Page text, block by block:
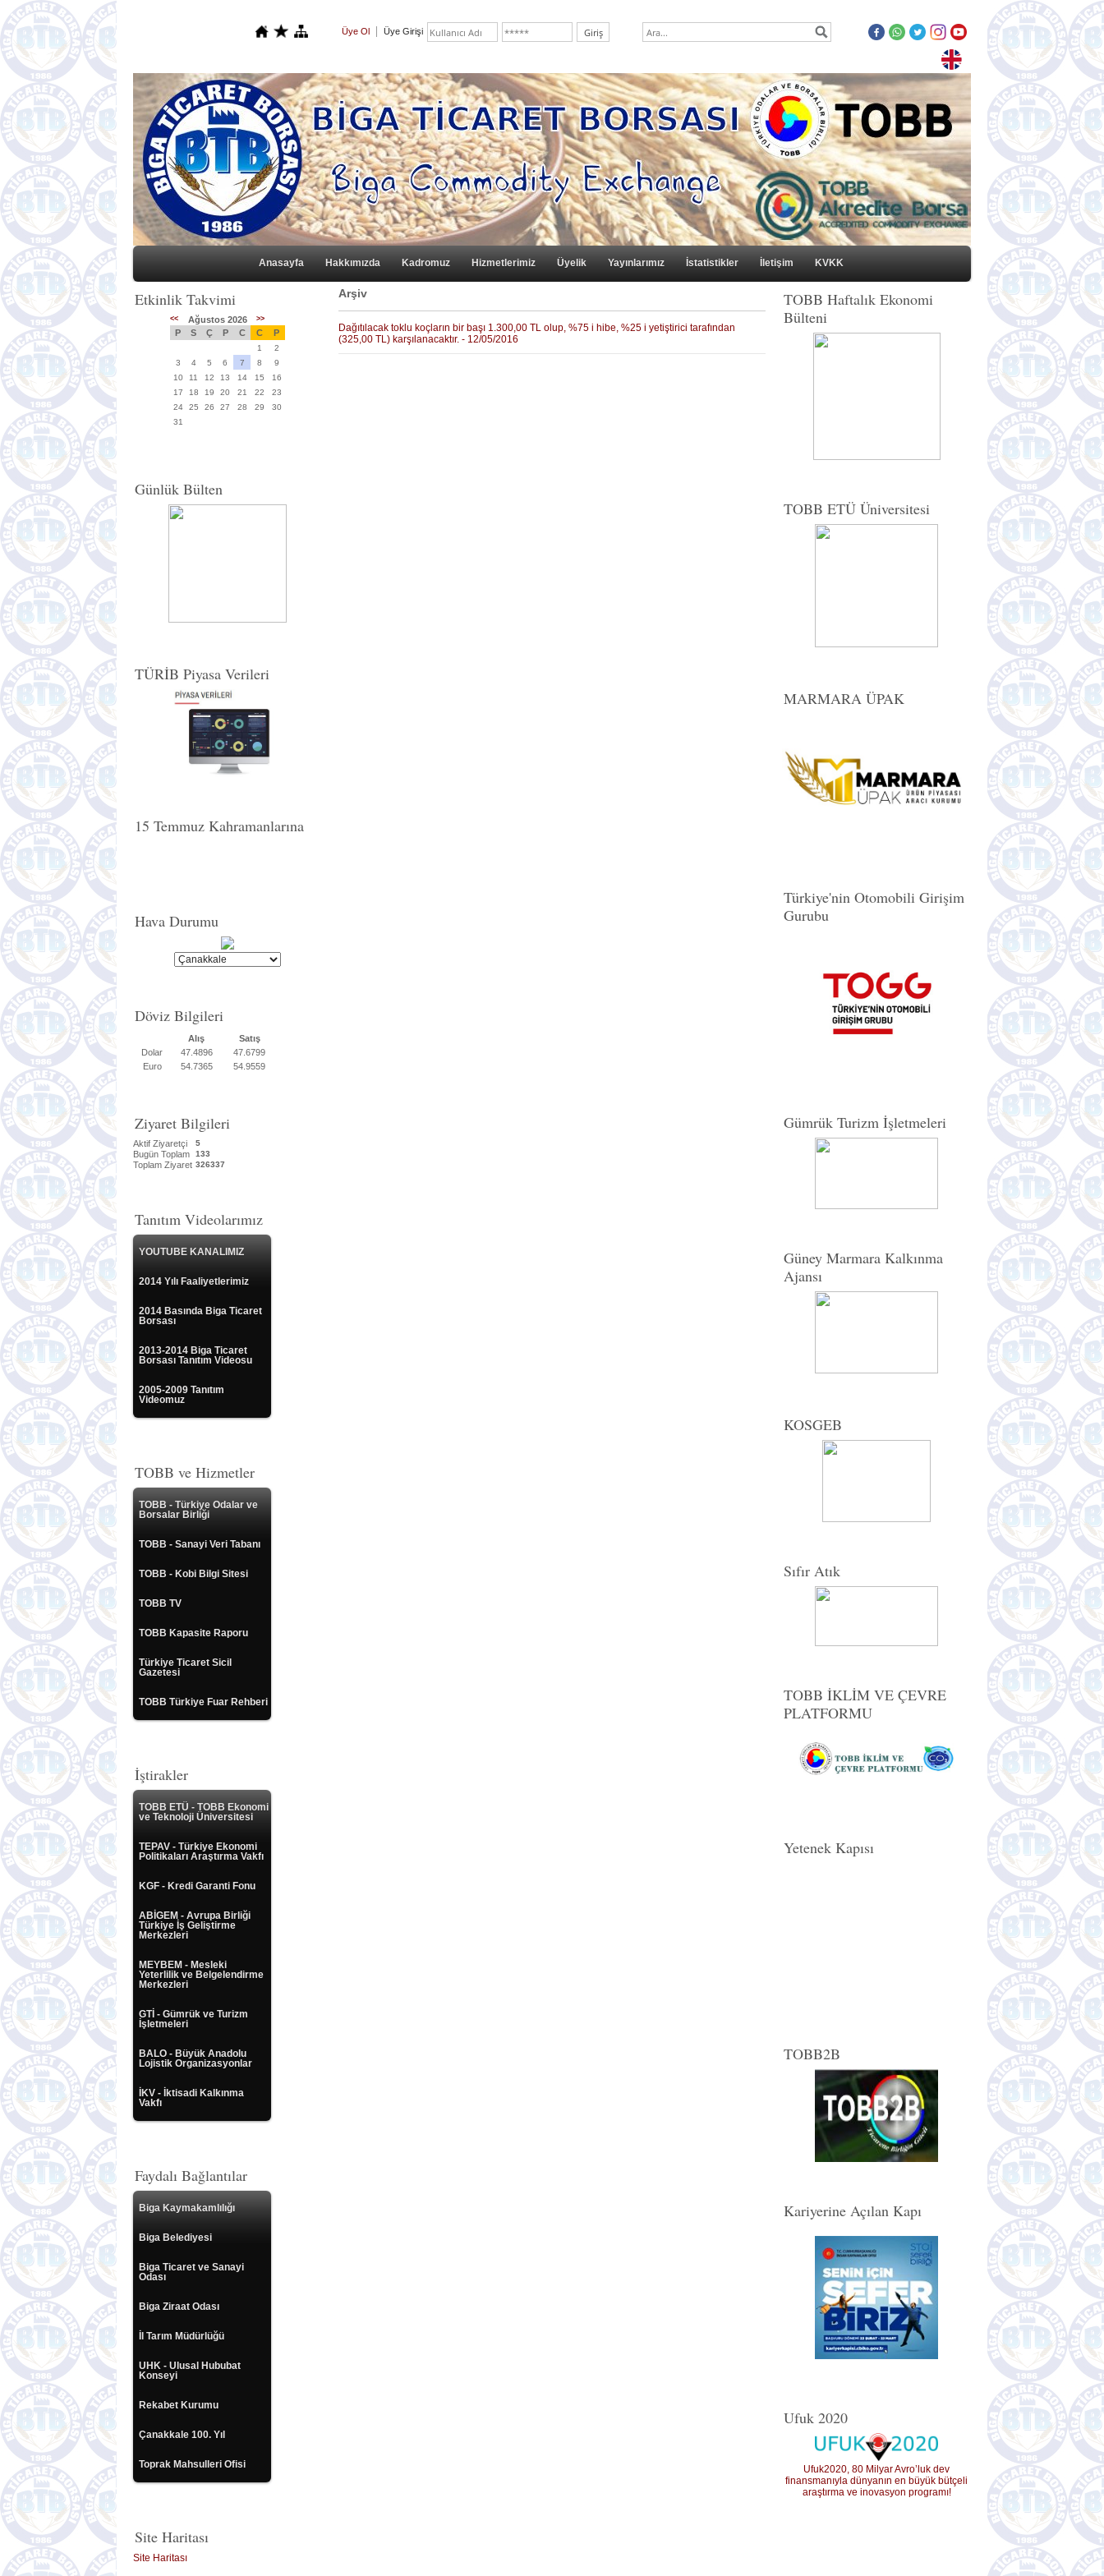
Üye Ol Üye Girişi
Anasayfa Hakkımızda Kadromuz Hizmetlerimiz Üyelik Yayınlarımız İstatistikler İletişim KVKK
Etkinlik Takvimi
<< Ağustos 2026 >>
P S Ç P C C P
1
2
3
4 5 6 7 8
9
10
11 12 13 14 15
16
17
18 19 20 21 22
23
24
25 26 27 28 29
30
31
Günlük Bülten
TÜRİB Piyasa Verileri
15 Temmuz Kahramanlarına
Hava Durumu
Döviz Bilgileri
Alış
Satış
Dolar
47.4896
47.6799
Euro
54.7365 54.9559
Ziyaret Bilgileri
Aktif Ziyaretçi 5
Bugün Toplam 133
Toplam Ziyaret 326337
Tanıtım Videolarımız
YOUTUBE KANALIMIZ
2014 Yılı Faaliyetlerimiz
2014 Basında Biga Ticaret
Borsası
2013-2014 Biga Ticaret
Borsası Tanıtım Videosu
2005-2009 Tanıtım
Videomuz
TOBB ve Hizmetler
TOBB - Türkiye Odalar ve
Borsalar Birliği
TOBB - Sanayi Veri Tabanı
TOBB - Kobi Bilgi Sitesi
TOBB TV
TOBB Kapasite Raporu
Türkiye Ticaret Sicil
Gazetesi
TOBB Türkiye Fuar Rehberi
İştirakler
TOBB ETÜ - TOBB Ekonomi
ve Teknoloji Üniversitesi
TEPAV - Türkiye Ekonomi
Politikaları Araştırma Vakfı
KGF - Kredi Garanti Fonu
ABİGEM - Avrupa Birliği
Türkiye İş Geliştirme
Merkezleri
MEYBEM - Mesleki
Yeterlilik ve Belgelendirme
Merkezleri
GTİ - Gümrük ve Turizm
İşletmeleri
BALO - Büyük Anadolu
Lojistik Organizasyonlar
İKV - İktisadi Kalkınma
Vakfı
Faydalı Bağlantılar
Biga Kaymakamlılığı
Biga Belediyesi
Biga Ticaret ve Sanayi
Odası
Biga Ziraat Odası
İl Tarım Müdürlüğü
UHK - Ulusal Hububat
Konseyi
Rekabet Kurumu
Çanakkale 100. Yıl
Toprak Mahsulleri Ofisi
Site Haritası
Site Haritası
Arşiv
Dağıtılacak toklu koçların bir başı 1.300,00 TL olup, %75 i hibe, %25 i yetiştirici tarafından
(325,00 TL) karşılanacaktır. - 12/05/2016
TOBB Haftalık Ekonomi
Bülteni
TOBB ETÜ Üniversitesi
MARMARA ÜPAK
Türkiye'nin Otomobili Girişim
Gurubu
Gümrük Turizm İşletmeleri
Güney Marmara Kalkınma
Ajansı
KOSGEB
Sıfır Atık
TOBB İKLİM VE ÇEVRE
PLATFORMU
Yetenek Kapısı
TOBB2B
Kariyerine Açılan Kapı
Ufuk 2020
Ufuk2020, 80 Milyar Avro’luk dev
finansmanıyla dünyanın en büyük bütçeli
araştırma ve inovasyon programı!